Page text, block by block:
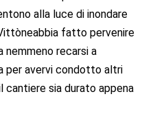
alla luce di inondare
fatto pervenire
recarsi a
per avervi condotto altri
cantiere sia durato appena